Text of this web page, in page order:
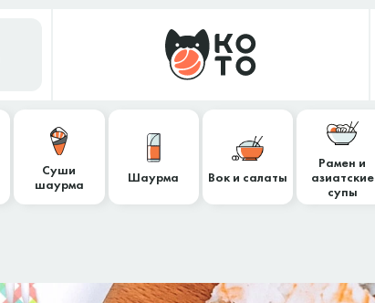
Суши
шаурма
Шаурма Вок и салаты
Рамен и
азиатские
супы